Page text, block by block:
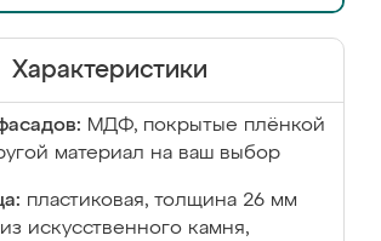
Характеристики
МДФ, покрытые плёнкой
материал на ваш выбор
пластиковая, толщина 26 мм
искусственного камня,